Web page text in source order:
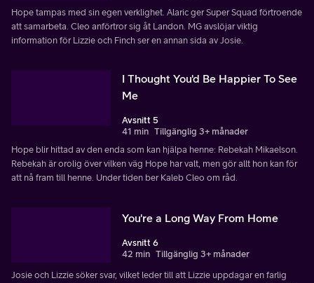
Hope tampas med sin egen verklighet. Alaric ger Super Squad förtroende
att samarbeta. Cleo anförtror sig åt Landon. MG avslöjar viktig
information för Lizzie och Finch ser en annan sida av Josie.
I Thought You'd Be Happier To See
Me
Avsnitt 5
41 min Tillgänglig 3+ månader
Hope blir hittad av den enda som kan hjälpa henne: Rebekah Mikaelson.
Rebekah är orolig över vilken väg Hope har valt, men gör allt hon kan för
att nå fram till henne. Under tiden ber Kaleb Cleo om råd.
You're a Long Way From Home
Avsnitt 6
42 min Tillgänglig 3+ månader
Josie och Lizzie söker svar, vilket leder till att Lizzie uppdagar en farlig